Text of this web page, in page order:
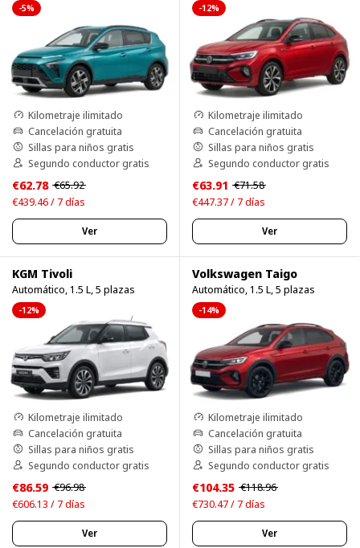
-5%
Kilometraje ilimitado
Cancelación gratuita
Sillas para niños gratis
Segundo conductor gratis
€62.78 €65.92
€439.46 / 7 días
Ver
-12%
Kilometraje ilimitado
Cancelación gratuita
Sillas para niños gratis
Segundo conductor gratis
€63.91 €71.58
€447.37 / 7 días
Ver
KGM Tivoli
Automático, 1.5 L, 5 plazas
-12%
Kilometraje ilimitado
Cancelación gratuita
Sillas para niños gratis
Segundo conductor gratis
€86.59 €96.98
€606.13 / 7 días
Ver
Volkswagen Taigo
Automático, 1.5 L, 5 plazas
-14%
Kilometraje ilimitado
Cancelación gratuita
Sillas para niños gratis
Segundo conductor gratis
€104.35 €118.96
€730.47 / 7 días
Ver